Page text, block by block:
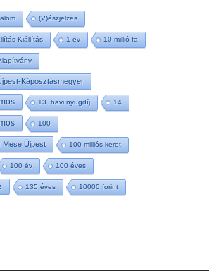
(V)észjelzés
Kiállítás 1 év 10 millió fa
Káposztásmegyer
13. havi nyugdíj 14
100
Mese Újpest 100 milliós keret
100 év 100 éves
135 éves 10000 forint